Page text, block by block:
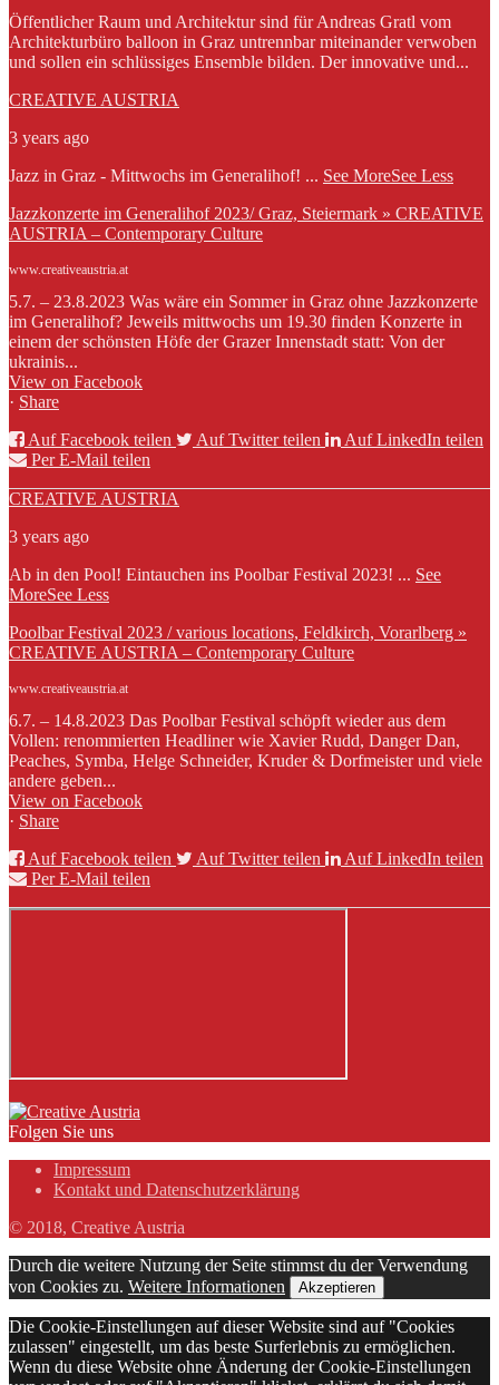
Öffentlicher Raum und Architektur sind für Andreas Gratl vom
Architekturbüro balloon in Graz untrennbar miteinander verwoben
und sollen ein schlüssiges Ensemble bilden. Der innovative und...
CREATIVE AUSTRIA
3 years ago
Jazz in Graz - Mittwochs im Generalihof! ... See MoreSee Less
Jazzkonzerte im Generalihof 2023/ Graz, Steiermark » CREATIVE
AUSTRIA – Contemporary Culture
www.creativeaustria.at
5.7. – 23.8.2023 Was wäre ein Sommer in Graz ohne Jazzkonzerte
im Generalihof? Jeweils mittwochs um 19.30 finden Konzerte in
einem der schönsten Höfe der Grazer Innenstadt statt: Von der
ukrainis...
View on Facebook
· Share
Auf Facebook teilen
Auf Twitter teilen
Auf LinkedIn teilen
Per E-Mail teilen
CREATIVE AUSTRIA
3 years ago
Ab in den Pool! Eintauchen ins Poolbar Festival 2023! ... See
MoreSee Less
Poolbar Festival 2023 / various locations, Feldkirch, Vorarlberg »
CREATIVE AUSTRIA – Contemporary Culture
www.creativeaustria.at
6.7. – 14.8.2023 Das Poolbar Festival schöpft wieder aus dem
Vollen: renommierten Headliner wie Xavier Rudd, Danger Dan,
Peaches, Symba, Helge Schneider, Kruder & Dorfmeister und viele
andere geben...
View on Facebook
· Share
Auf Facebook teilen
Auf Twitter teilen
Auf LinkedIn teilen
Per E-Mail teilen
Folgen Sie uns
Impressum
Kontakt und Datenschutzerklärung
© 2018, Creative Austria
Durch die weitere Nutzung der Seite stimmst du der Verwendung
von Cookies zu. Weitere Informationen Akzeptieren
Die Cookie-Einstellungen auf dieser Website sind auf "Cookies
zulassen" eingestellt, um das beste Surferlebnis zu ermöglichen.
Wenn du diese Website ohne Änderung der Cookie-Einstellungen